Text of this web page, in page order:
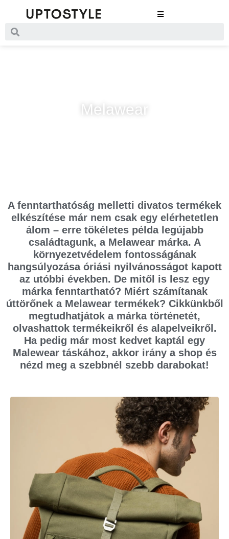
Melawear
A fenntarthatóság melletti divatos termékek
elkészítése már nem csak egy elérhetetlen
álom – erre tökéletes példa legújabb
családtagunk, a Melawear márka. A
környezetvédelem fontosságának
hangsúlyozása óriási nyilvánosságot kapott
az utóbbi években. De mitől is lesz egy
márka fenntartható? Miért számítanak
úttörőnek a Melawear termékek? Cikkünkből
megtudhatjátok a márka történetét,
olvashattok termékeikről és alapelveikről.
Ha pedig már most kedvet kaptál egy
Malewear táskához, akkor irány a shop és
nézd meg a szebbnél szebb darabokat!